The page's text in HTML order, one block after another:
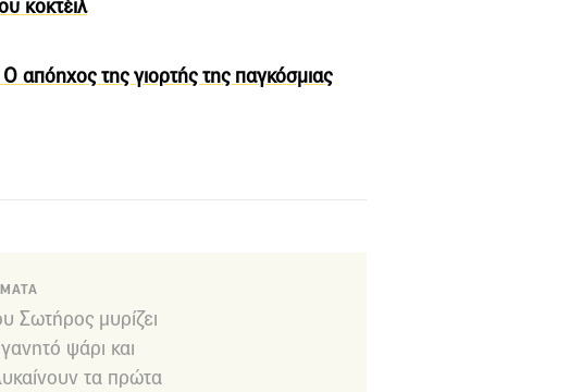
κοκτέιλ
απόηχος της γιορτής της παγκόσμιας
Σωτήρος μυρίζει
ψάρι και
τα πρώτα